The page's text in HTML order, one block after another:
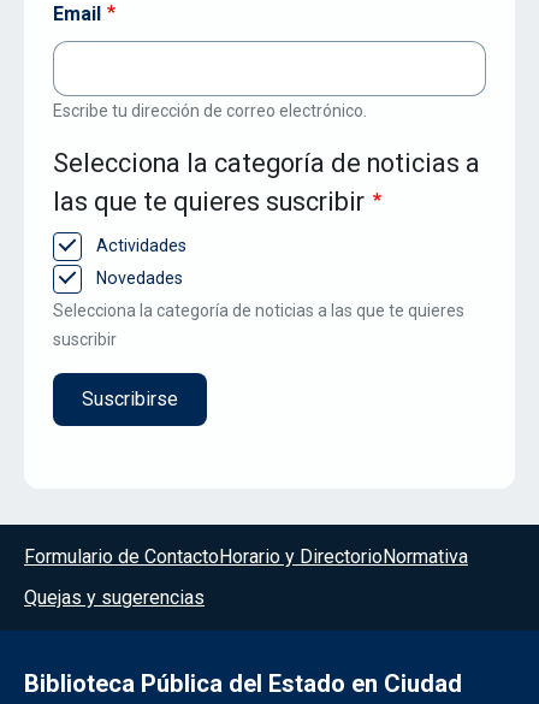
Email
Escribe tu dirección de correo electrónico.
Selecciona la categoría de noticias a
las que te quieres suscribir
Actividades
Novedades
Selecciona la categoría de noticias a las que te quieres
suscribir
Menú del pie
Formulario de ContactoHorario y DirectorioNormativa
Quejas y sugerencias
Biblioteca Pública del Estado en Ciudad